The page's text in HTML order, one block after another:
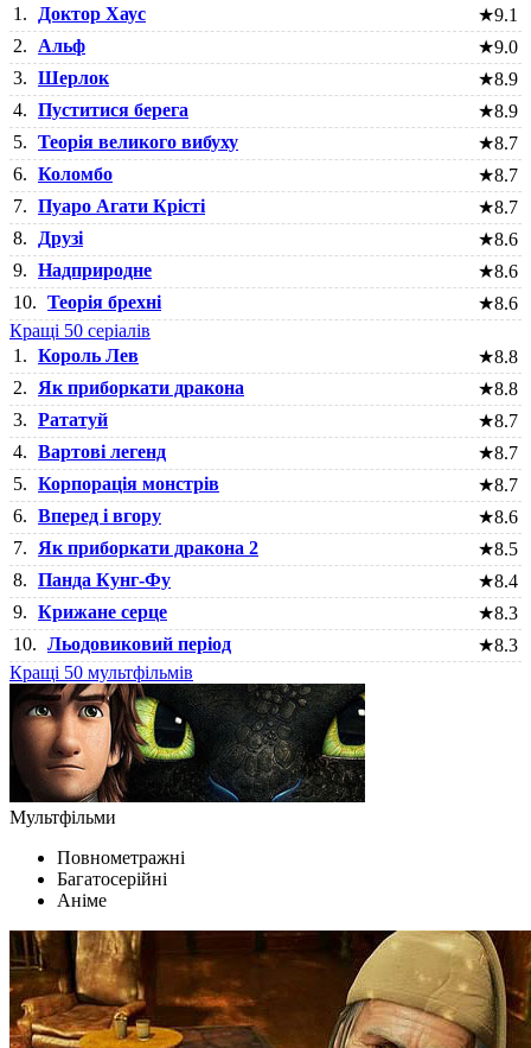
1.
Доктор Хаус ★9.1
2.
Альф ★9.0
3. Шерлок ★8.9
4. Пуститися берега ★8.9
5. Теорія великого вибуху ★8.7
6. Коломбо ★8.7
7. Пуаро Агати Крісті ★8.7
8.
Друзі ★8.6
9. Надприродне ★8.6
10. Теорія брехні ★8.6
Кращі 50 серіалів
1. Король Лев ★8.8
2.
Як приборкати дракона ★8.8
3. Рататуй ★8.7
4. Вартові легенд ★8.7
5. Корпорація монстрів ★8.7
6. Вперед і вгору ★8.6
7.
Як приборкати дракона 2 ★8.5
8. Панда Кунг-Фу ★8.4
9. Крижане серце ★8.3
10. Льодовиковий період ★8.3
Кращі 50 мультфільмів
Мультфільми
Повнометражні
Багатосерійні
Аніме